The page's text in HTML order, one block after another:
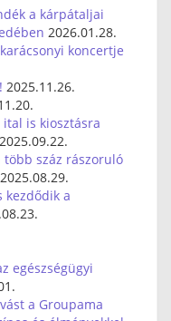
a kárpátaljai
2026.01.28.
koncertje
2025.11.26.
is kiosztásra
2025.09.22.
száz rászoruló
2025.08.29.
kezdődik a
egészségügyi
a Groupama